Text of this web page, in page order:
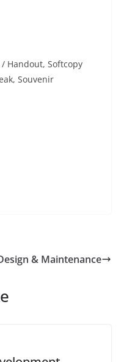
Handout, Softcopy
Souvenir
& Maintenance